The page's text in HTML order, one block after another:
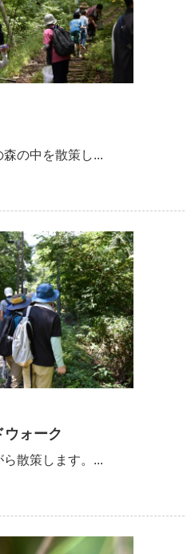
の中を散策し...
ォーク
散策します。...